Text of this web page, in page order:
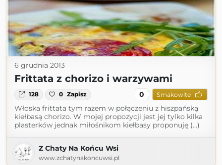
6 grudnia 2013
Frittata z chorizo i warzywami
128 0 Zapisz 0 Smakowite
Włoska frittata tym razem w połączeniu z hiszpańską
kiełbasą chorizo. W mojej propozycji jest jej tylko kilka
plasterków jednak miłośnikom kiełbasy proponuję (...)
Z Chaty Na Końcu Wsi
www.zchatynakoncuwsi.pl